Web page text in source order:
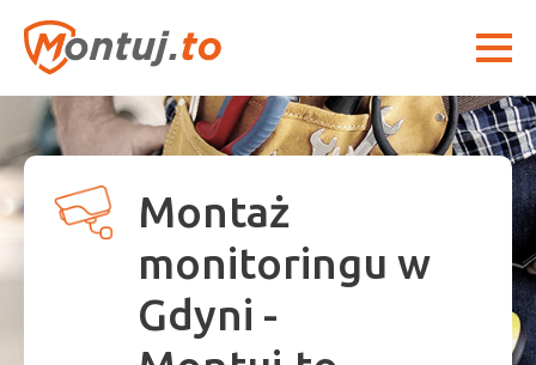
Montaż
monitoringu w
Gdyni -